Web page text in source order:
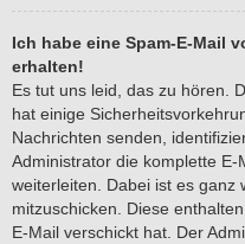
Ich habe eine Spam-E-Mail
erhalten!
Es tut uns leid, das zu hören.
hat einige
Nachrichten senden,
Administrator die komplette E-
weiterleiten. Dabei ist es ganz
mitzuschicken. Diese
E-Mail verschickt hat. Der